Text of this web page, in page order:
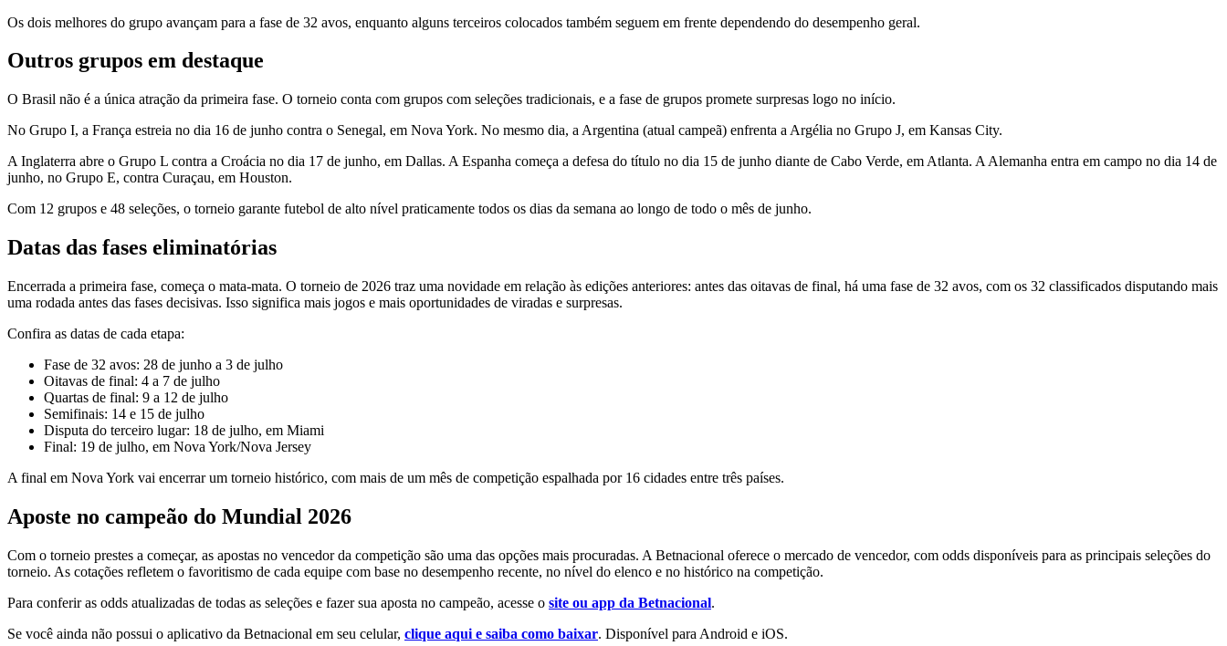
Os dois melhores do grupo avançam para a fase de 32 avos, enquanto alguns terceiros colocados também seguem em frente dependendo do desempenho geral.
Outros grupos em destaque
O Brasil não é a única atração da primeira fase. O torneio conta com grupos com seleções tradicionais, e a fase de grupos promete surpresas logo no início.
No Grupo I, a França estreia no dia 16 de junho contra o Senegal, em Nova York. No mesmo dia, a Argentina (atual campeã) enfrenta a Argélia no Grupo J, em Kansas City.
A Inglaterra abre o Grupo L contra a Croácia no dia 17 de junho, em Dallas. A Espanha começa a defesa do título no dia 15 de junho diante de Cabo Verde, em Atlanta. A Alemanha entra em campo no dia 14 de
junho, no Grupo E, contra Curaçau, em Houston.
Com 12 grupos e 48 seleções, o torneio garante futebol de alto nível praticamente todos os dias da semana ao longo de todo o mês de junho.
Datas das fases eliminatórias
Encerrada a primeira fase, começa o mata-mata. O torneio de 2026 traz uma novidade em relação às edições anteriores: antes das oitavas de final, há uma fase de 32 avos, com os 32 classificados disputando mais
uma rodada antes das fases decisivas. Isso significa mais jogos e mais oportunidades de viradas e surpresas.
Confira as datas de cada etapa:
Fase de 32 avos: 28 de junho a 3 de julho
Oitavas de final: 4 a 7 de julho
Quartas de final: 9 a 12 de julho
Semifinais: 14 e 15 de julho
Disputa do terceiro lugar: 18 de julho, em Miami
Final: 19 de julho, em Nova York/Nova Jersey
A final em Nova York vai encerrar um torneio histórico, com mais de um mês de competição espalhada por 16 cidades entre três países.
Aposte no campeão do Mundial 2026
Com o torneio prestes a começar, as apostas no vencedor da competição são uma das opções mais procuradas. A Betnacional oferece o mercado de vencedor, com odds disponíveis para as principais seleções do
torneio. As cotações refletem o favoritismo de cada equipe com base no desempenho recente, no nível do elenco e no histórico na competição.
Para conferir as odds atualizadas de todas as seleções e fazer sua aposta no campeão, acesse o site ou app da Betnacional.
Se você ainda não possui o aplicativo da Betnacional em seu celular, clique aqui e saiba como baixar. Disponível para Android e iOS.